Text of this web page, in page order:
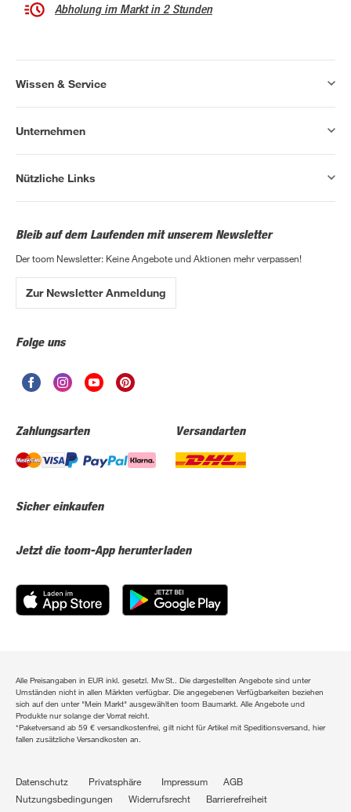
Abholung im Markt in 2 Stunden
Wissen & Service
Unternehmen
Nützliche Links
Bleib auf dem Laufenden mit unserem Newsletter
Der toom Newsletter: Keine Angebote und Aktionen mehr verpassen!
Zur Newsletter Anmeldung
Folge uns
Zahlungsarten Versandarten
Sicher einkaufen
Jetzt die toom-App herunterladen
Alle Preisangaben in EUR inkl. gesetzl. MwSt.. Die dargestellten Angebote sind unter
Umständen nicht in allen Märkten verfügbar. Die angegebenen Verfügbarkeiten beziehen
sich auf den unter "Mein Markt" ausgewählten toom Baumarkt. Alle Angebote und
Produkte nur solange der Vorrat reicht.
*Paketversand ab 59 € versandkostenfrei, gilt nicht für Artikel mit Speditionsversand, hier
fallen zusätzliche Versandkosten an.
Datenschutz Privatsphäre Impressum
AGB
Nutzungsbedingungen
Widerrufsrecht Barrierefreiheit